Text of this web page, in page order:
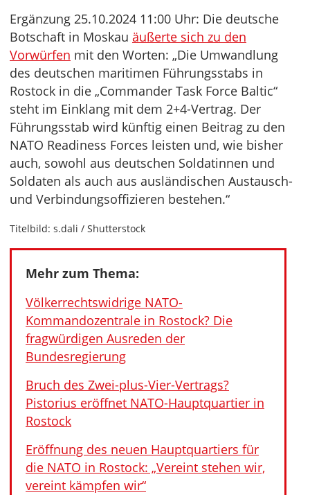
Ergänzung 25.10.2024 11:00 Uhr: Die deutsche
Botschaft in Moskau äußerte sich zu den
Vorwürfen mit den Worten: „Die Umwandlung
des deutschen maritimen Führungsstabs in
Rostock in die „Commander Task Force Baltic“
steht im Einklang mit dem 2+4-Vertrag. Der
Führungsstab wird künftig einen Beitrag zu den
NATO Readiness Forces leisten und, wie bisher
auch, sowohl aus deutschen Soldatinnen und
Soldaten als auch aus ausländischen Austausch-
und Verbindungsoffizieren bestehen.“
Titelbild: s.dali / Shutterstock
Mehr zum Thema:
Völkerrechtswidrige NATO-
Kommandozentrale in Rostock? Die
fragwürdigen Ausreden der
Bundesregierung
Bruch des Zwei-plus-Vier-Vertrags?
Pistorius eröffnet NATO-Hauptquartier in
Rostock
Eröffnung des neuen Hauptquartiers für
die NATO in Rostock: „Vereint stehen wir,
vereint kämpfen wir“